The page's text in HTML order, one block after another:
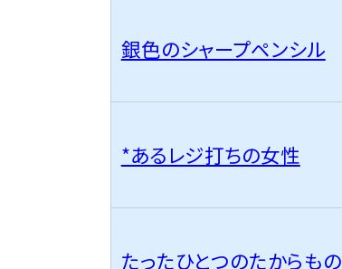
銀色のシャープペンシル
*あるレジ打ちの女性
たったひとつのたからもの